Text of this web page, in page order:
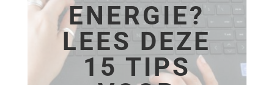
ENERGIE?
LEES DEZE
15 TIPS